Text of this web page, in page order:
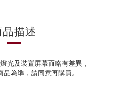
品描述
光及裝置屏幕而略有差異，
為準，請同意再購買。